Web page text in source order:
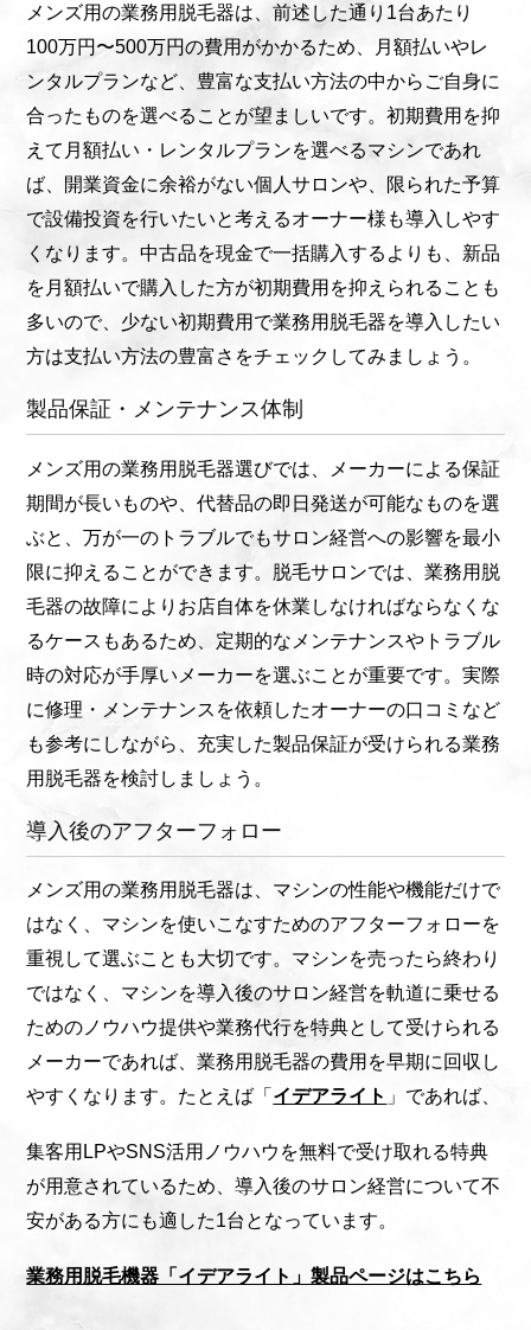
メンズ用の業務用脱毛器は、前述した通り1台あたり
100万円〜500万円の費用がかかるため、月額払いやレ
ンタルプランなど、豊富な支払い方法の中からご自身に
合ったものを選べることが望ましいです。初期費用を抑
えて月額払い・レンタルプランを選べるマシンであれ
ば、開業資金に余裕がない個人サロンや、限られた予算
で設備投資を行いたいと考えるオーナー様も導入しやす
くなります。中古品を現金で一括購入するよりも、新品
を月額払いで購入した方が初期費用を抑えられることも
多いので、少ない初期費用で業務用脱毛器を導入したい
方は支払い方法の豊富さをチェックしてみましょう。
製品保証・メンテナンス体制
メンズ用の業務用脱毛器選びでは、メーカーによる保証
期間が長いものや、代替品の即日発送が可能なものを選
ぶと、万が一のトラブルでもサロン経営への影響を最小
限に抑えることができます。脱毛サロンでは、業務用脱
毛器の故障によりお店自体を休業しなければならなくな
るケースもあるため、定期的なメンテナンスやトラブル
時の対応が手厚いメーカーを選ぶことが重要です。実際
に修理・メンテナンスを依頼したオーナーの口コミなど
も参考にしながら、充実した製品保証が受けられる業務
用脱毛器を検討しましょう。
導入後のアフターフォロー
メンズ用の業務用脱毛器は、マシンの性能や機能だけで
はなく、マシンを使いこなすためのアフターフォローを
重視して選ぶことも大切です。マシンを売ったら終わり
ではなく、マシンを導入後のサロン経営を軌道に乗せる
ためのノウハウ提供や業務代行を特典として受けられる
メーカーであれば、業務用脱毛器の費用を早期に回収し
やすくなります。たとえば「イデアライト 」であれば、
集客用LPやSNS活用ノウハウを無料で受け取れる特典
が用意されているため、導入後のサロン経営について不
安がある方にも適した1台となっています。
業務用脱毛機器「イデアライト」製品ページはこちら